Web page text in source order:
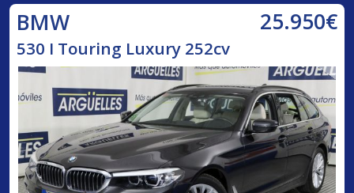
BMW 25.950€
530 I Touring Luxury 252cv